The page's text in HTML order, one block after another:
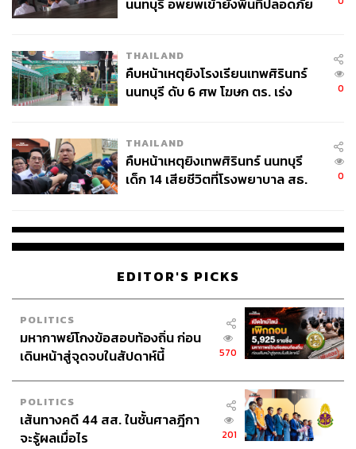
นนทบุรี อพยพเข้ายังพื้นที่ปลอดภัย
THAILAND
คืบหน้าเหตุยิงโรงเรียนเทพศิรินทร์
นนทบุรี ดับ 6 ศพ โฆษก ตร. เร่ง
0
THAILAND
คืบหน้าเหตุยิงเทพศิรินทร์ นนทบุรี
เด็ก 14 เสียชีวิตที่โรงพยาบาล สธ.
0
EDITOR'S PICKS
POLITICS
มหากาพย์โกงข้อสอบท้องถิ่น ก่อน
เดินหน้าสู่จุดจบในสัปดาห์นี้
570
POLITICS
เส้นทางคดี 44 สส. ในชั้นศาลฎีกา
จะรู้ผลเมื่อไร
201